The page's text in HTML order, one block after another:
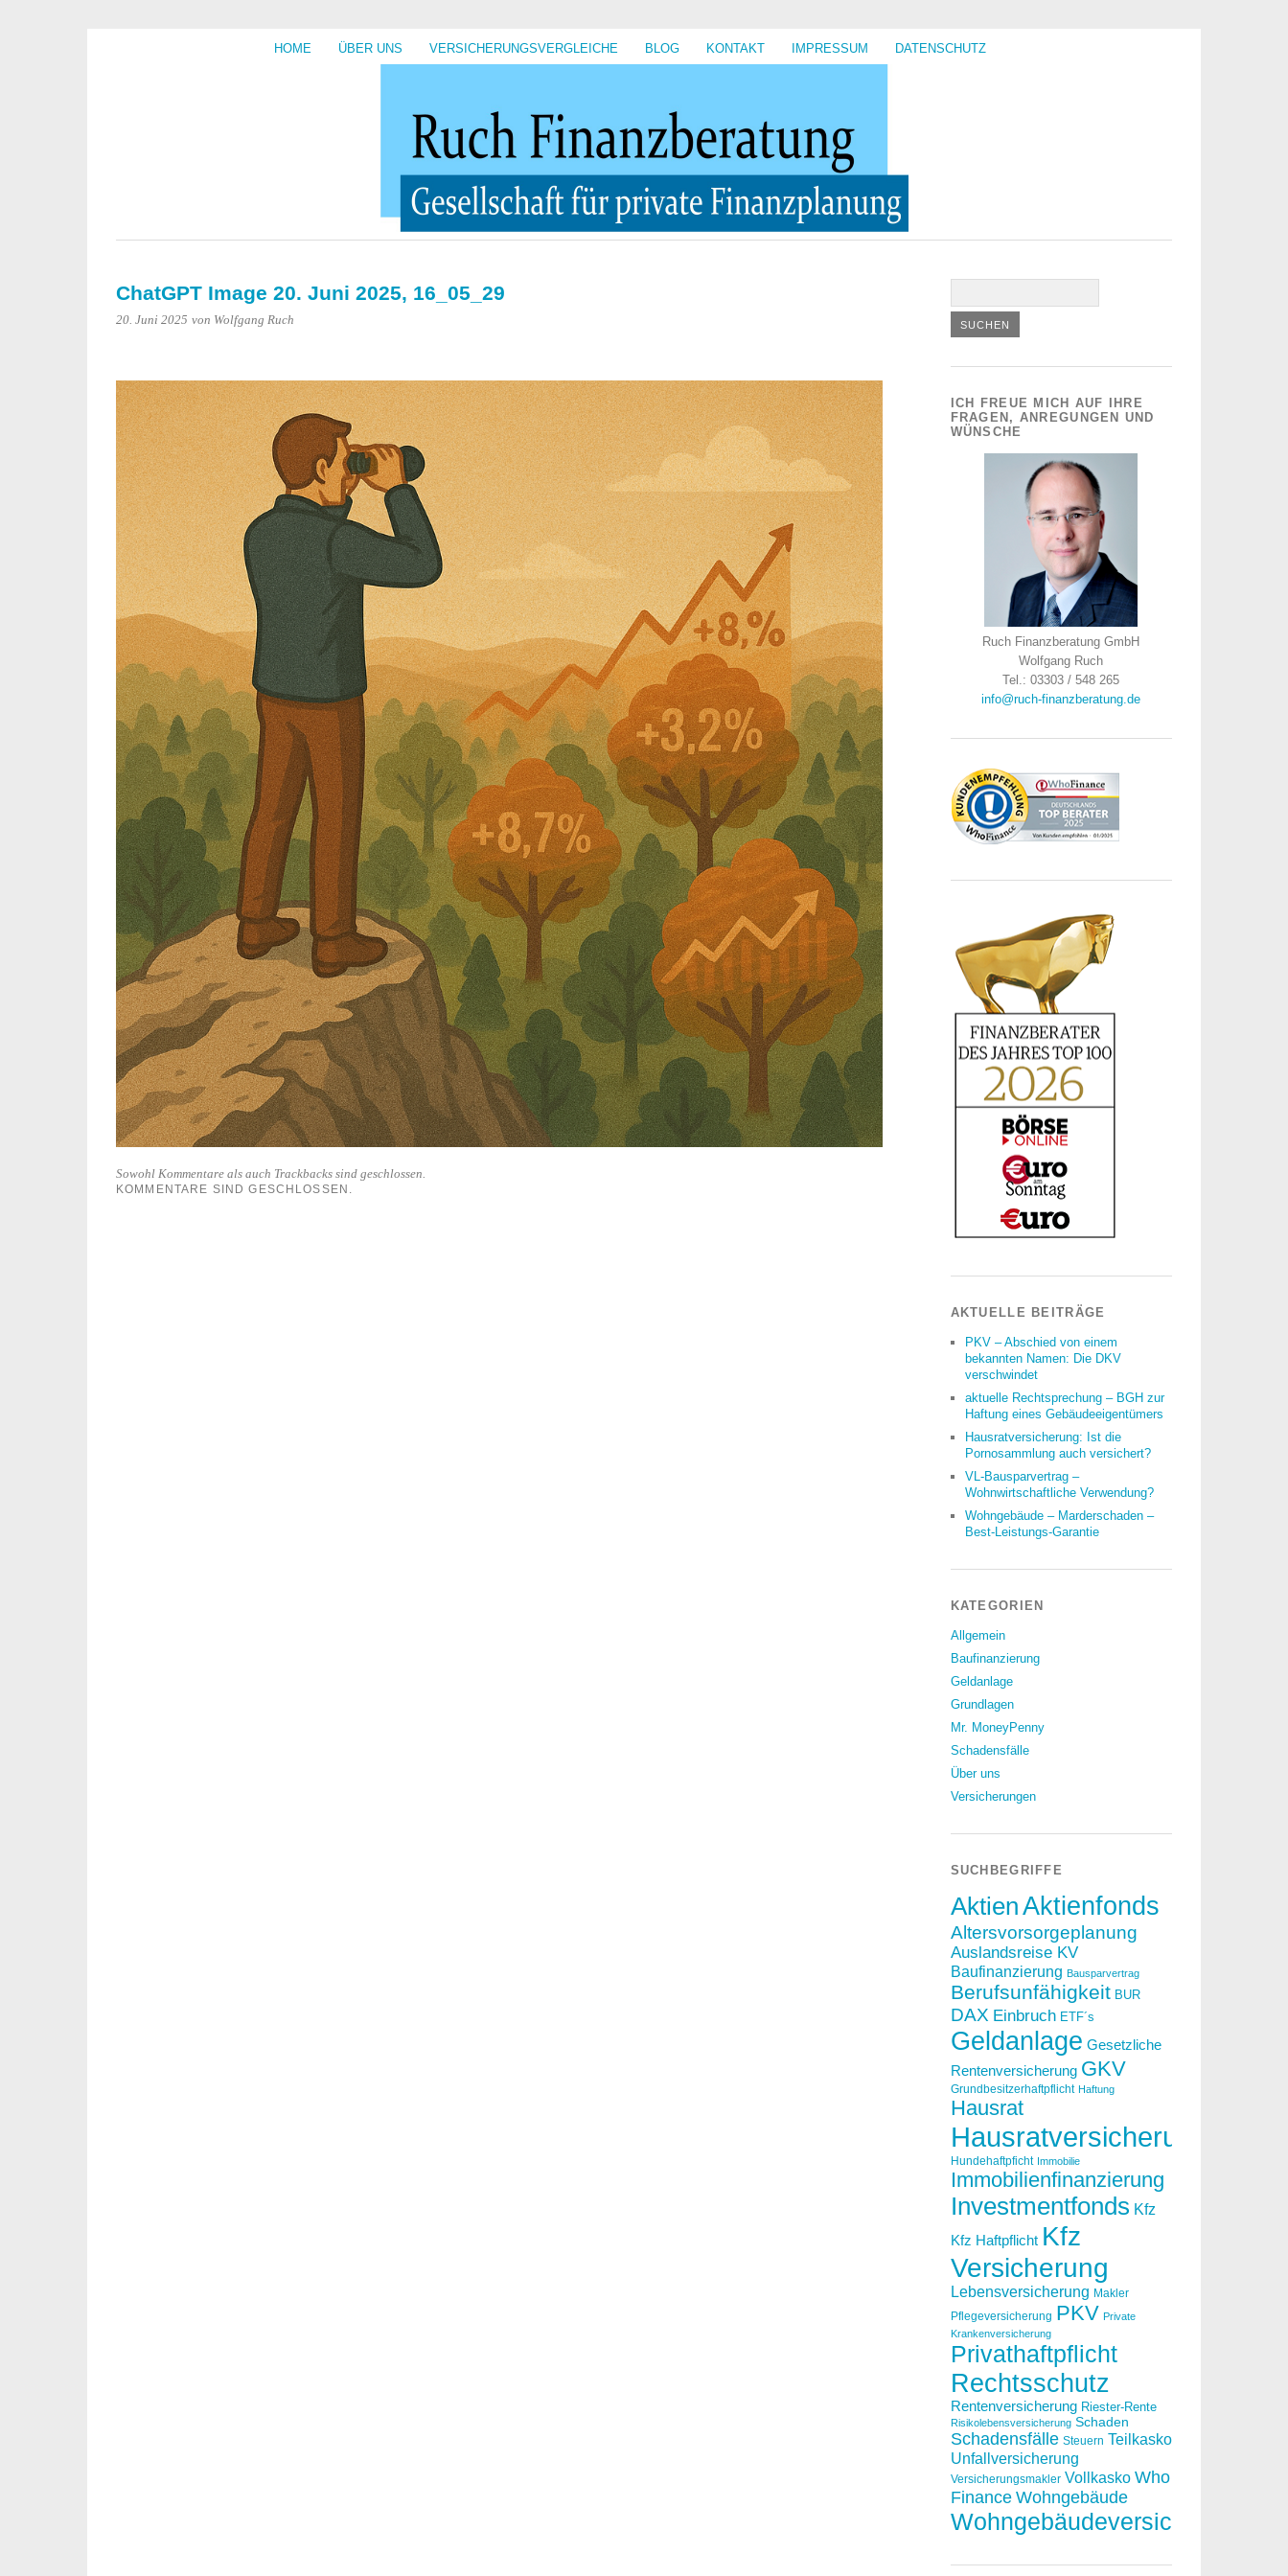
HOME ÜBER UNS VERSICHERUNGSVERGLEICHE BLOG KONTAKT IMPRESSUM DATENSCHUTZ
ChatGPT Image 20. Juni 2025, 16_05_29
20. Juni 2025 von Wolfgang Ruch
Sowohl Kommentare als auch Trackbacks sind geschlossen.
KOMMENTARE SIND GESCHLOSSEN.
ICH FREUE MICH AUF IHRE
FRAGEN, ANREGUNGEN UND
WÜNSCHE
Ruch Finanzberatung GmbH
Wolfgang Ruch
Tel.: 03303 / 548 265
info@ruch-finanzberatung.de
AKTUELLE BEITRÄGE
PKV – Abschied von einem
bekannten Namen: Die DKV
verschwindet
aktuelle Rechtsprechung – BGH zur
Haftung eines Gebäudeeigentümers
Hausratversicherung: Ist die
Pornosammlung auch versichert?
VL-Bausparvertrag –
Wohnwirtschaftliche Verwendung?
Wohngebäude – Marderschaden –
Best-Leistungs-Garantie
KATEGORIEN
Allgemein
Baufinanzierung
Geldanlage
Grundlagen
Mr. MoneyPenny
Schadensfälle
Über uns
Versicherungen
SUCHBEGRIFFE
AktienAktienfonds
Altersvorsorgeplanung
Auslandsreise KV
Baufinanzierung Bausparvertrag
Berufsunfähigkeit BUR
DAX Einbruch ETF´s
Geldanlage Gesetzliche
Rentenversicherung GKV
Grundbesitzerhaftpflicht Haftung
Hausrat
Hausratversicherung
Hundehaftpficht Immobilie
Immobilienfinanzierung
Investmentfonds Kfz
Kfz Haftpflicht Kfz
Versicherung
Lebensversicherung Makler
Pflegeversicherung PKV Private
Krankenversicherung
Privathaftpflicht
Rechtsschutz
Rentenversicherung Riester-Rente
Risikolebensversicherung Schaden
Schadensfälle Steuern Teilkasko
Unfallversicherung
Versicherungsmakler Vollkasko Who
Finance Wohngebäude
Wohngebäudeversicherung